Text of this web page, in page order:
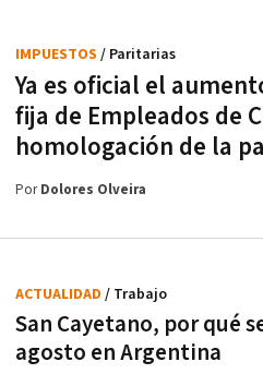
Ya es oficial el
fija de Empleados de
homologación de la
IMPUESTOS / Paritarias
PorDolores Olveira
San Cayetano, por qué
agosto en Argentina
ACTUALIDAD / Trabajo